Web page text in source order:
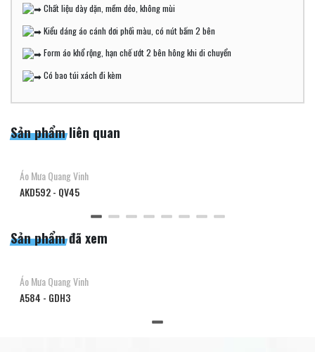
Chất liệu dày dặn, mềm dẻo, không mùi
Kiểu dáng áo cánh dơi phối màu, có nút bấm 2 bên
Form áo khổ rộng, hạn chế ướt 2 bên hông khi di chuyển
Có bao túi xách đi kèm
Sản phẩm liên quan
Áo Mưa Quang Vinh
AKD592 - QV45
Sản phẩm đã xem
Áo Mưa Quang Vinh
A584 - GDH3